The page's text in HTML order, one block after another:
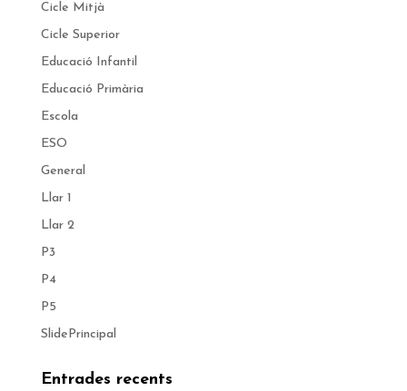
Cicle Mitjà
Cicle Superior
Educació Infantil
Educació Primària
Escola
ESO
General
Llar 1
Llar 2
P3
P4
P5
SlidePrincipal
Entrades recents